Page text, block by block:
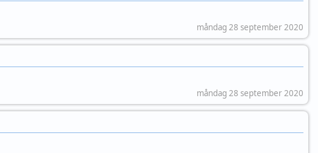
måndag 28 september 2020
måndag 28 september 2020